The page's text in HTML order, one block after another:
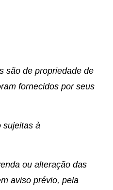
são de propriedade de
fornecidos por seus
sujeitas à
ou alteração das
aviso prévio, pela